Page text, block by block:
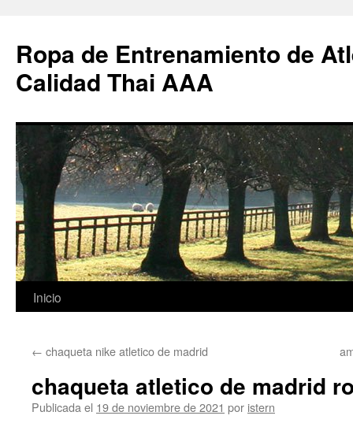
Ropa de Entrenamiento de
Calidad Thai AAA
Saltar
contenido
Inicio
← chaqueta nike atletico de madrid
chaqueta atletico de madrid
Publicada el 19 de noviembre de 2021 por istern